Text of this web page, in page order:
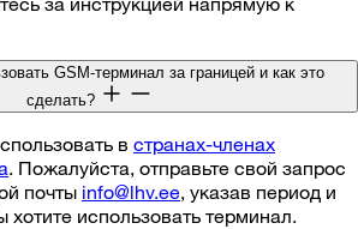
GSM-терминал за границей и как это
сделать?
в странах-членах
. Пожалуйста, отправьте свой запрос
почты info@lhv.ee, указав период и
хотите использовать терминал.